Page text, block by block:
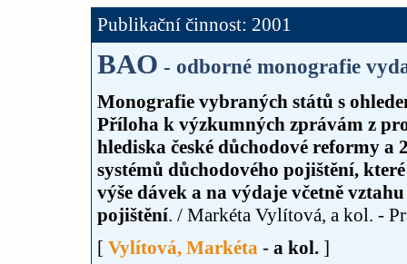
Publikační činnost: 2001
BAO - odborné monografie
Monografie vybraných států s
Příloha k výzkumných zprávám z
hlediska české důchodové reformy
systémů důchodového pojištění,
výše dávek a na výdaje včetně
pojištění. / Markéta Vylítová, a kol. -
[ Vylítová, Markéta - a kol. ]